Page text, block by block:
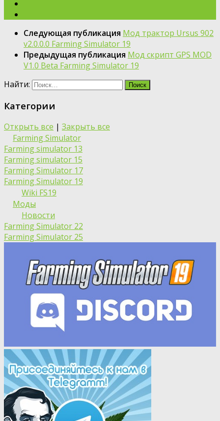
Следующая публикация Мод трактор Ursus 902
v2.0.0.0 Farming Simulator 19
Предыдущая публикация Мод скрипт GPS MOD
V1.0 Beta Farming Simulator 19
Найти:
Категории
Открыть все | Закрыть все
Farming Simulator
Farming simulator 13
Farming simulator 15
Farming Simulator 17
Farming Simulator 19
Wiki FS19
Моды
Новости
Farming Simulator 22
Farming Simulator 25